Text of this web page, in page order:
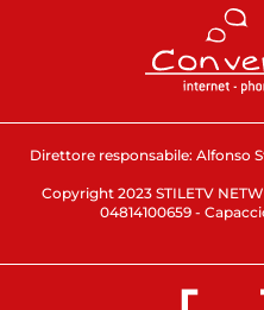
Direttore responsabile: Alfonso
Copyright 2023 STILETV
04814100659 -